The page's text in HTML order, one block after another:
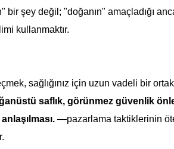
bir şey değil; "doğanın" amaçladığı
kullanmaktır.
sağlığınız için uzun vadeli bir
saflık, görünmez güvenlik
—pazarlama taktiklerinin